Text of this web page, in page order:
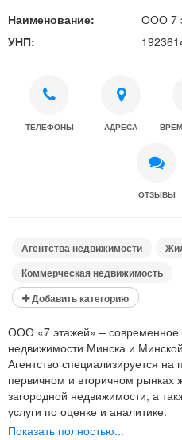
Наименование:
ООО 7
УНП:
ТЕЛЕФОНЫ АДРЕСА
ОТЗЫВЫ
Агентства недвижимости
Коммерческая недвижимость
Добавить категорию
ООО «7 этажей» – современное
недвижимости Минска и
Агентство специализируется
первичном и вторичном рынках
загородной недвижимости, а
услуги по оценке и аналитике.
Высококвалифицированные
Показать полностью...